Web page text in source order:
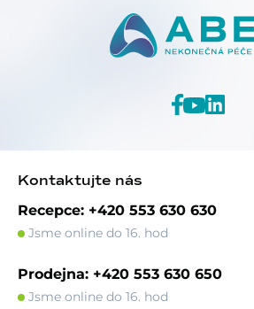
Kontaktujte nás
Recepce: +420 553 630 630
Jsme online do 16. hod
Prodejna: +420 553 630 650
Jsme online do 16. hod